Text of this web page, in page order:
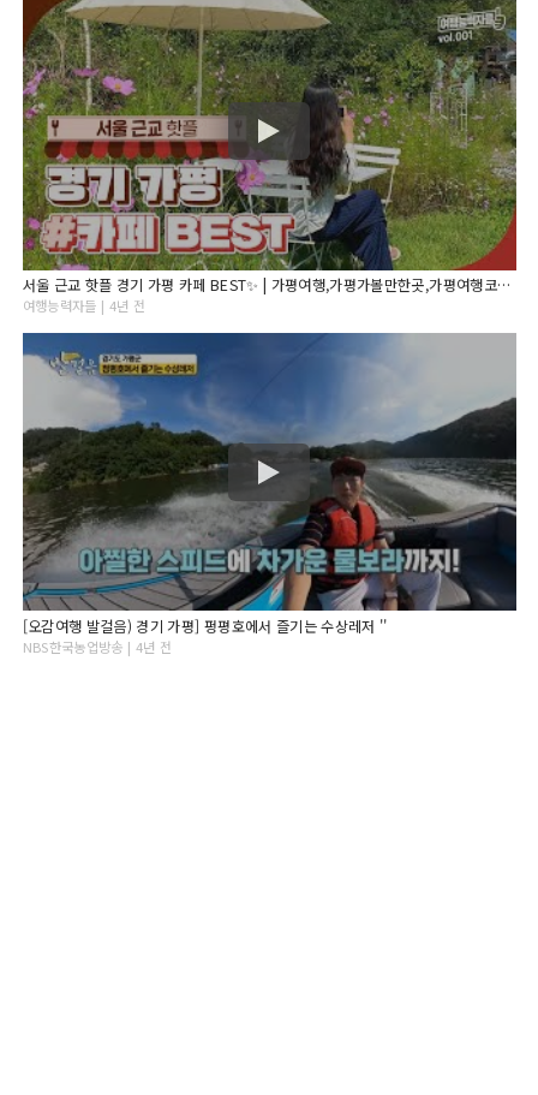
서울 근교 핫플 경기 가평 카페 BEST✨ | 가평여행,가평가볼만한곳,가평여행코스,경기도가볼만한곳, 서울근교가볼만한곳,가평카페,서울근교드라이브,서울근교카페,경기도카페,가평데이트
여행능력자들 | 4년 전
[오감여행 발걸음) 경기 가평] 펑평호에서 즐기는 수상레저 ''
NBS한국농업방송 | 4년 전